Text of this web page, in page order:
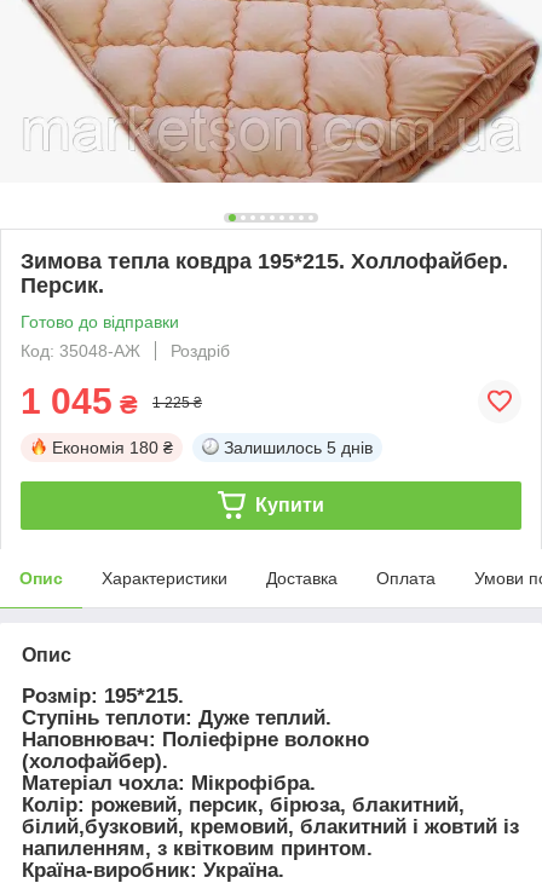
Зимова тепла ковдра 195*215. Холлофайбер.
Персик.
Готово до відправки
Код: 35048-АЖ
Роздріб
1 045 ₴ 1 225 ₴
Економія 180 ₴ Залишилось 5 днів
Купити
Опис Характеристики Доставка Оплата Умови
Опис
Розмір: 195*215.
Ступінь теплоти: Дуже теплий.
Наповнювач: Поліефірне волокно
(холофайбер).
Матеріал чохла: Мікрофібра.
Колір: рожевий, персик, бірюза, блакитний,
білий,бузковий, кремовий, блакитний і жовтий із
напиленням, з квітковим принтом.
Країна-виробник: Україна.